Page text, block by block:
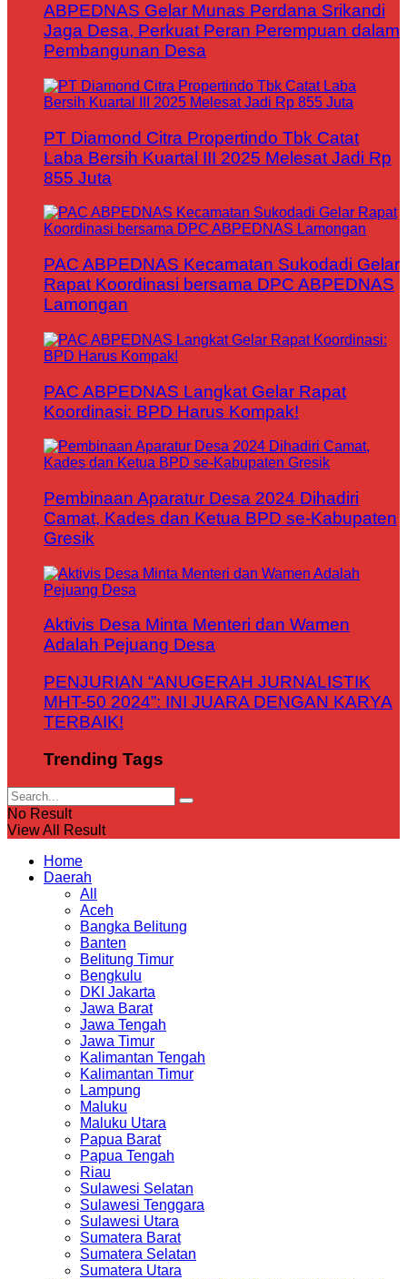
ABPEDNAS Gelar Munas Perdana Srikandi
Jaga Desa, Perkuat Peran Perempuan dalam
Pembangunan Desa
PT Diamond Citra Propertindo Tbk Catat
Laba Bersih Kuartal III 2025 Melesat Jadi Rp
855 Juta
PAC ABPEDNAS Kecamatan Sukodadi Gelar
Rapat Koordinasi bersama DPC ABPEDNAS
Lamongan
PAC ABPEDNAS Langkat Gelar Rapat
Koordinasi: BPD Harus Kompak!
Pembinaan Aparatur Desa 2024 Dihadiri
Camat, Kades dan Ketua BPD se-Kabupaten
Gresik
Aktivis Desa Minta Menteri dan Wamen
Adalah Pejuang Desa
PENJURIAN “ANUGERAH JURNALISTIK
MHT-50 2024”: INI JUARA DENGAN KARYA
TERBAIK!
Trending Tags
No Result
View All Result
Home
Daerah
All
Aceh
Bangka Belitung
Banten
Belitung Timur
Bengkulu
DKI Jakarta
Jawa Barat
Jawa Tengah
Jawa Timur
Kalimantan Tengah
Kalimantan Timur
Lampung
Maluku
Maluku Utara
Papua Barat
Papua Tengah
Riau
Sulawesi Selatan
Sulawesi Tenggara
Sulawesi Utara
Sumatera Barat
Sumatera Selatan
Sumatera Utara